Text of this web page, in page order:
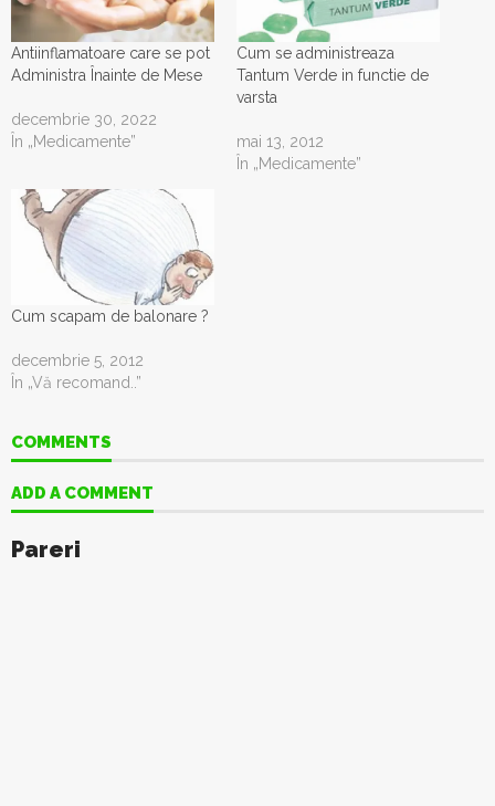
Antiinflamatoare care se pot
Administra Înainte de Mese
decembrie 30, 2022
În „Medicamente”
Cum se administreaza
Tantum Verde in functie de
varsta
mai 13, 2012
În „Medicamente”
Cum scapam de balonare ?
decembrie 5, 2012
În „Vă recomand..”
COMMENTS
ADD A COMMENT
Pareri